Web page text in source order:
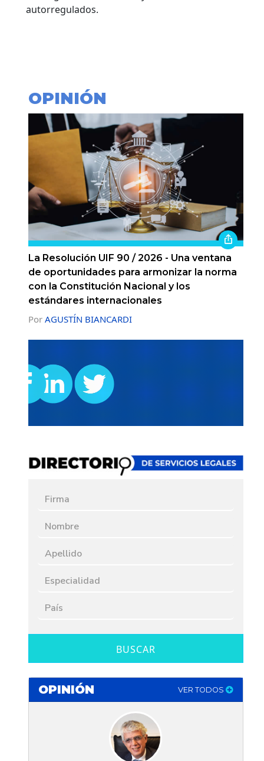
autorregulados.
OPINIÓN
La Resolución UIF 90 / 2026 - Una ventana
de oportunidades para armonizar la norma
con la Constitución Nacional y los
estándares internacionales
Por AGUSTÍN BIANCARDI
BUSCAR
OPINIÓN VER TODOS